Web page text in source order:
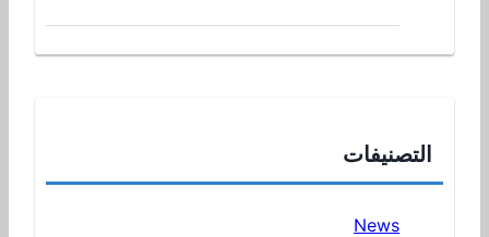
التصنيفات
News